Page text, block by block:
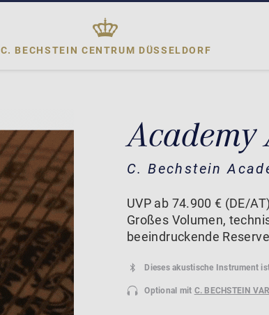
C. BECHSTEIN CENTRUM DÜSSELDORF
Academy
C. Bechstein
UVP ab 74.900 € (DE/
Großes Volumen,
beeindruckende
Dieses akustische Instrument
Optional mit C. BECHSTEIN